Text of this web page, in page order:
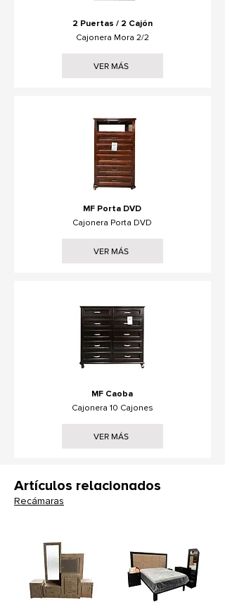
2 Puertas / 2 Cajón
VER MÁS
Cajonera Mora 2/2
MF Porta DVD
VER MÁS
Cajonera Porta DVD
MF Caoba
VER MÁS
Cajonera 10 Cajones
Artículos relacionados
Recámaras